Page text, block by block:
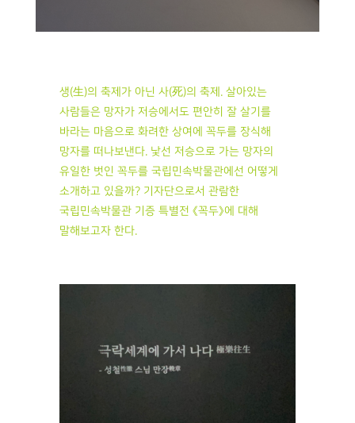
생(生)의 축제가 아닌 사(死)의 축제. 살아있는
사람들은 망자가 저승에서도 편안히 잘 살기를
바라는 마음으로 화려한 상여에 꼭두를 장식해
망자를 떠나보낸다. 낯선 저승으로 가는 망자의
유일한 벗인 꼭두를 국립민속박물관에선 어떻게
소개하고 있을까? 기자단으로서 관람한
국립민속박물관 기증 특별전 《꼭두》에 대해
말해보고자 한다.